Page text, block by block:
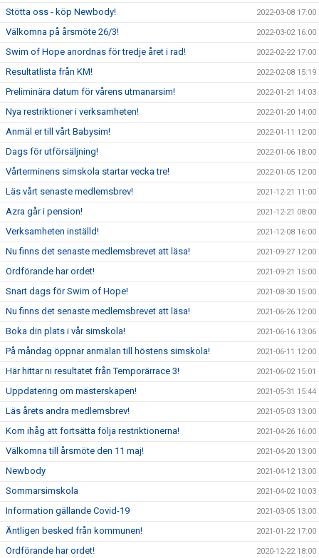
Stötta oss - köp Newbody! 2022-03-08 17:00
Välkomna på årsmöte 26/3! 2022-03-02 16:00
Swim of Hope anordnas för tredje året i rad! 2022-02-22 17:00
Resultatlista från KM! 2022-02-08 15:19
Preliminära datum för vårens utmanarsim! 2022-01-21 14:03
Nya restriktioner i verksamheten! 2022-01-20 14:00
Anmäl er till vårt Babysim! 2022-01-11 12:00
Dags för utförsäljning! 2022-01-06 18:00
Vårterminens simskola startar vecka tre! 2022-01-05 12:00
Läs vårt senaste medlemsbrev! 2021-12-21 11:00
Azra går i pension! 2021-12-21 08:00
Verksamheten inställd! 2021-12-08 16:00
Nu finns det senaste medlemsbrevet att läsa! 2021-09-27 12:00
Ordförande har ordet! 2021-09-21 15:00
Snart dags för Swim of Hope! 2021-08-30 15:00
Nu finns det senaste medlemsbrevet att läsa! 2021-06-26 12:00
Boka din plats i vår simskola! 2021-06-16 13:06
På måndag öppnar anmälan till höstens simskola! 2021-06-11 12:00
Här hittar ni resultatet från Temporärrace 3! 2021-06-02 15:01
Uppdatering om mästerskapen! 2021-05-31 15:44
Läs årets andra medlemsbrev! 2021-05-03 13:00
Kom ihåg att fortsätta följa restriktionerna! 2021-04-26 16:00
Välkomna till årsmöte den 11 maj! 2021-04-20 13:00
Newbody 2021-04-12 13:00
Sommarsimskola 2021-04-02 10:03
Information gällande Covid-19 2021-03-05 13:00
Äntligen besked från kommunen! 2021-01-22 17:00
Ordförande har ordet! 2020-12-22 18:00